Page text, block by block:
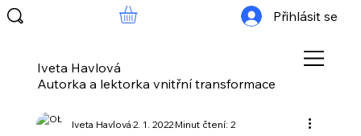
Iveta Havlová
Autorka a lektorka vnitřní transformace
Přihlásit se
Iveta Havlová2. 1. 2022Minut čtení: 2